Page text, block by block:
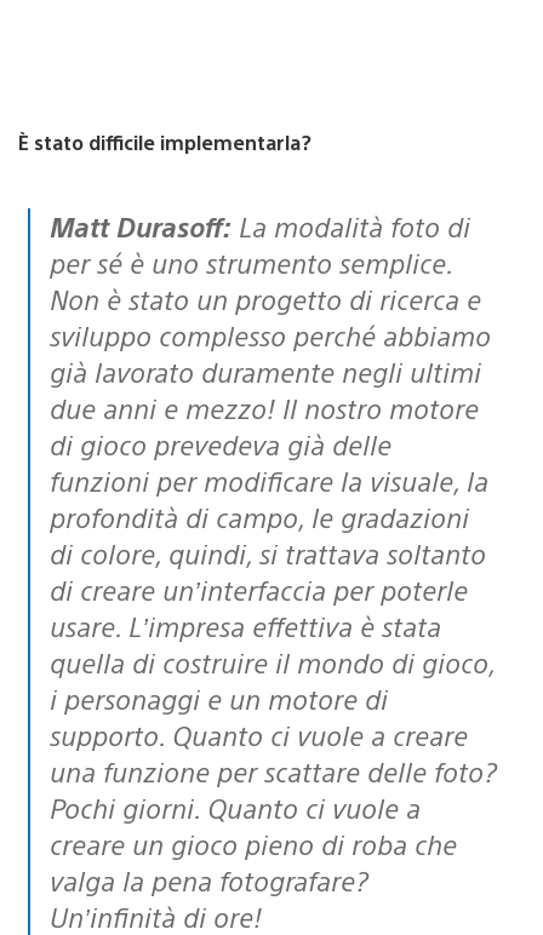
È stato difficile implementarla?
Matt Durasoff: La modalità foto di
per sé è uno strumento semplice.
Non è stato un progetto di ricerca e
sviluppo complesso perché abbiamo
già lavorato duramente negli ultimi
due anni e mezzo! Il nostro motore
di gioco prevedeva già delle
funzioni per modificare la visuale, la
profondità di campo, le gradazioni
di colore, quindi, si trattava soltanto
di creare un’interfaccia per poterle
usare. L’impresa effettiva è stata
quella di costruire il mondo di gioco,
i personaggi e un motore di
supporto. Quanto ci vuole a creare
una funzione per scattare delle foto?
Pochi giorni. Quanto ci vuole a
creare un gioco pieno di roba che
valga la pena fotografare?
Un’infinità di ore!